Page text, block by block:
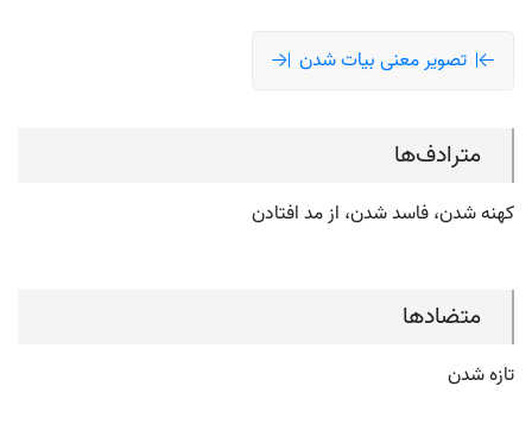
تصویر معنی بیات شدن
مترادف‌ها
کهنه شدن، فاسد شدن، از مد افتادن
متضادها
تازه شدن